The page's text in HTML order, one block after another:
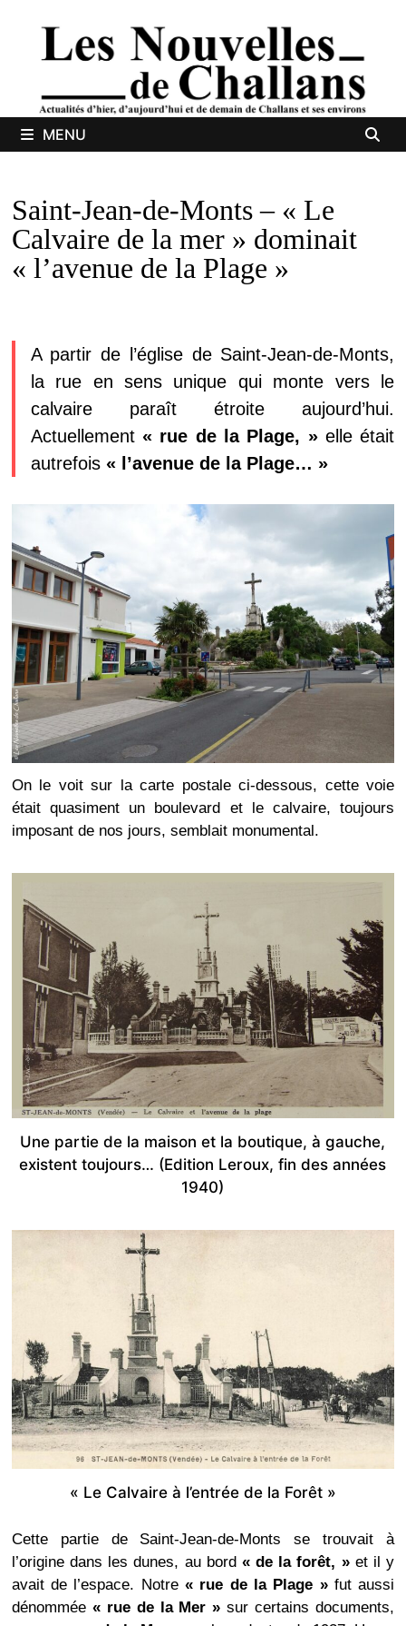
MENU
Saint-Jean-de-Monts – « Le
Calvaire de la mer » dominait
« l’avenue de la Plage »
A partir de l’église de Saint-Jean-de-Monts,
la rue en sens unique qui monte vers le
calvaire paraît étroiteaujourd’hui.
Actuellement « rue de la Plage, »elle était
autrefois « l’avenue de la Plage… »
On le voit sur la carte postale ci-dessous, cette voie
était quasiment un boulevard et le calvaire, toujours
imposant de nos jours, semblait monumental.
Une partie de la maison et la boutique, à gauche,
existent toujours… (Edition Leroux, fin des années
1940)
« Le Calvaire à l’entrée de la Forêt »
Cette partie de Saint-Jean-de-Monts se trouvait à
l’origine dans les dunes, au bord « de la forêt, »et il y
avait de l’espace. Notre« rue de la Plage »fut aussi
dénommée « rue de la Mer »sur certains documents,